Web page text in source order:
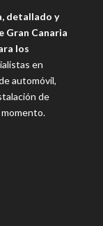
detallado y
Gran Canaria
los
en
automóvil,
de